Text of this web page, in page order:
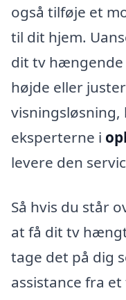
også tilføje et
til dit hjem.
dit tv hængende
højde eller
visningsløsning,
eksperterne i
levere den
Så hvis du står
at få dit tv
tage det på dig
assistance fra